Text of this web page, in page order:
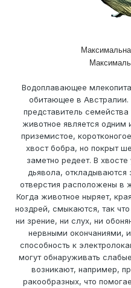
Водоплавающее
обитающее в Австралии.
представитель
животное является
приземистое,
хвост бобра, но покрыт
заметно редеет. В
дьявола,
отверстия расположены в
Когда животное ныряет,
ноздрей, смыкаются, так
ни зрение, ни слух, ни
нервными окончаниями,
способность к
могут обнаруживать
возникают, например,
ракообразных, что